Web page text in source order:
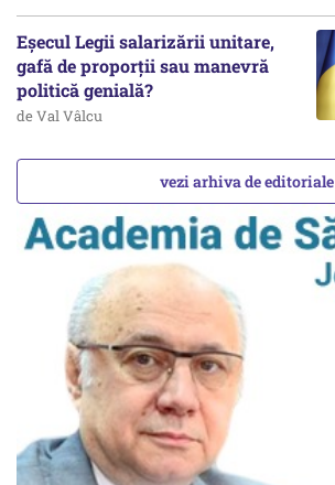
Eșecul Legii salarizării unitare,
gafă de proporții sau manevră
politică genială?
de Val Vâlcu
vezi arhiva de editoriale